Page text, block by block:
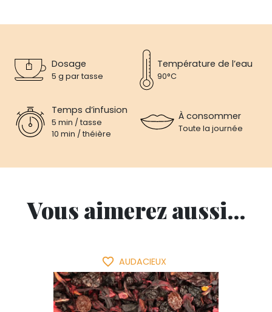
Dosage
5 g par tasse
Température de l’eau
90°C
Temps d’infusion
5 min / tasse
10 min / théière
À consommer
Toute la journée
Vous aimerez aussi...
favorite_border AUDACIEUX